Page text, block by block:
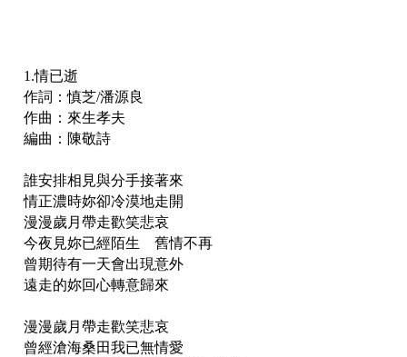
1.情已逝
作詞：慎芝/潘源良
作曲：來生孝夫
編曲：陳敬詩
誰安排相見與分手接著來
情正濃時妳卻冷漠地走開
漫漫歲月帶走歡笑悲哀
今夜見妳已經陌生 舊情不再
曾期待有一天會出現意外
遠走的妳回心轉意歸來
漫漫歲月帶走歡笑悲哀
曾經滄海桑田我已無情愛